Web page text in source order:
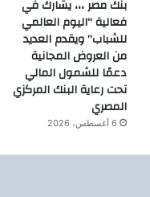
بنك مصر ،،، يشارك في
فعالية “اليوم العالمي
للشباب” ويقدم العديد
من العروض المجانية
دعمًا للشمول المالي
تحت رعاية البنك المركزي
المصري
6 أغسطس، 2026